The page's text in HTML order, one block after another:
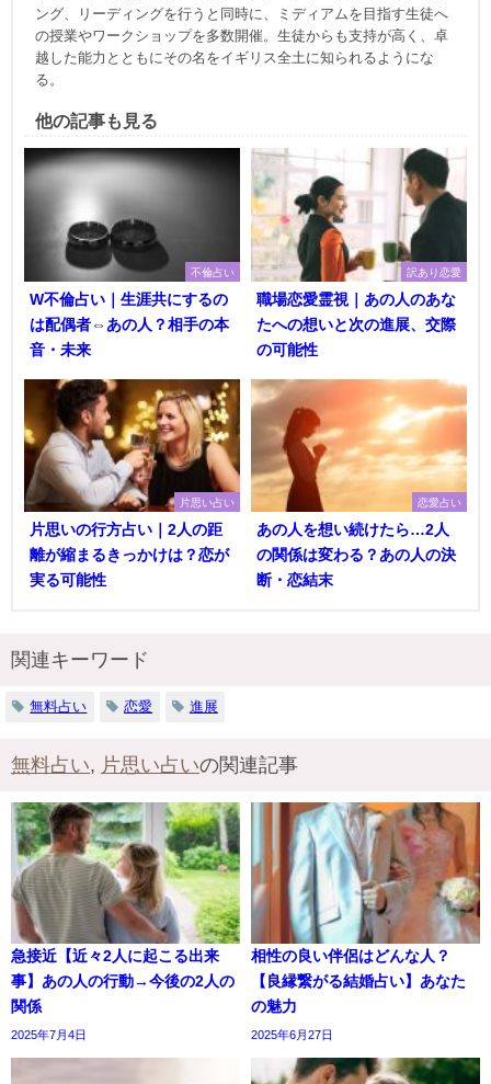
ング、リーディングを行うと同時に、ミディアムを目指す生徒へ
の授業やワークショップを多数開催。生徒からも支持が高く、卓
越した能力とともにその名をイギリス全土に知られるようにな
る。
他の記事も見る
不倫占い
W不倫占い｜生涯共にするの
は配偶者⇔あの人？相手の本
音・未来
訳あり恋愛
職場恋愛霊視｜あの人のあな
たへの想いと次の進展、交際
の可能性
片思い占い
片思いの行方占い｜2人の距
離が縮まるきっかけは？恋が
実る可能性
恋愛占い
あの人を想い続けたら…2人
の関係は変わる？あの人の決
断・恋結末
関連キーワード
無料占い 恋愛 進展
無料占い, 片思い占いの関連記事
急接近【近々2人に起こる出来
事】あの人の行動→今後の2人の
関係
2025年7月4日
相性の良い伴侶はどんな人？
【良縁繋がる結婚占い】あなた
の魅力
2025年6月27日